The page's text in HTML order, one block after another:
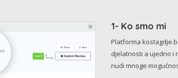
1- Ko smo mi
Platforma
djelatnosti a ujedno i
nudi mnoge